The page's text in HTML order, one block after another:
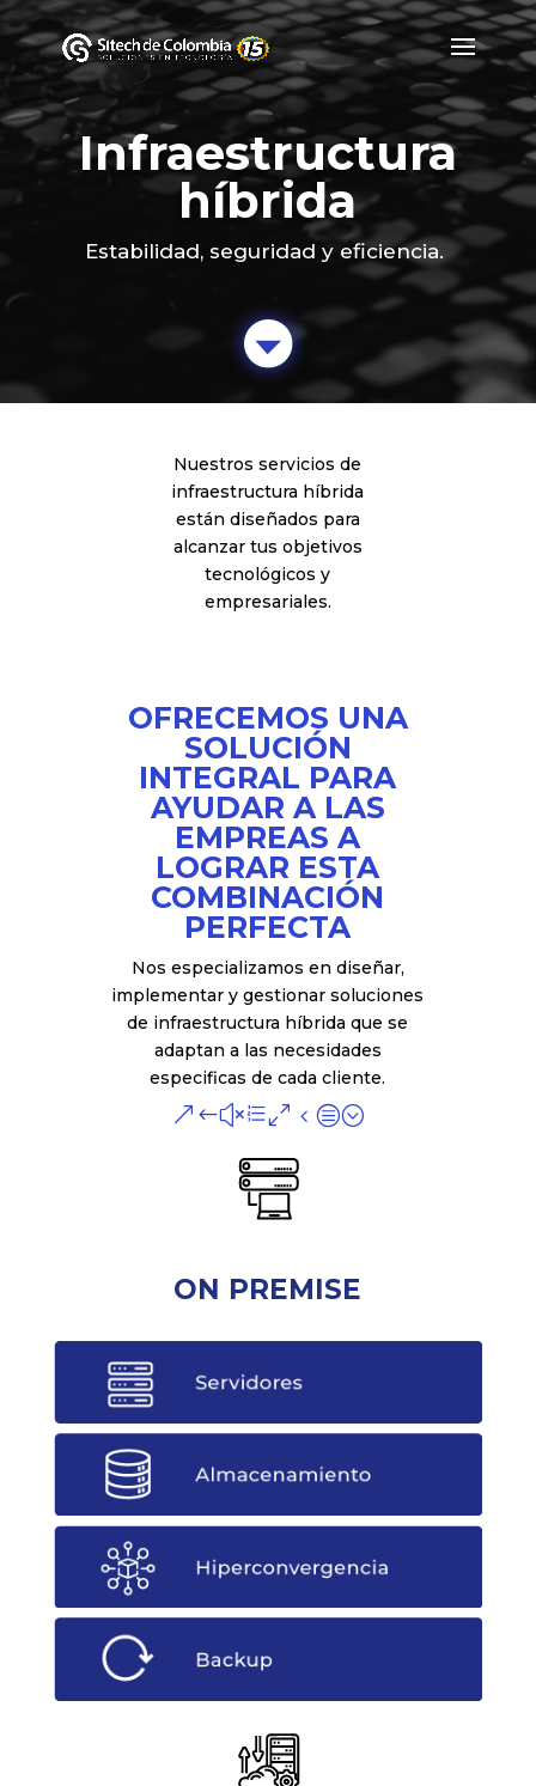
Infraestructura
híbrida
Estabilidad, seguridad y eficiencia.
Infraestructura Híbrida
Home &#x39; Infraestructura Híbrida
Nuestros servicios de
infraestructura híbrida
están diseñados para
alcanzar tus objetivos
tecnológicos y
empresariales.
OFRECEMOS UNA
SOLUCIÓN
INTEGRAL PARA
AYUDAR A LAS
EMPREAS A
LOGRAR ESTA
COMBINACIÓN
PERFECTA
Nos especializamos en diseñar,
implementar y gestionar soluciones
de infraestructura híbrida que se
adaptan a las necesidades
especificas de cada cliente.
&#xe04c;
ON PREMISE